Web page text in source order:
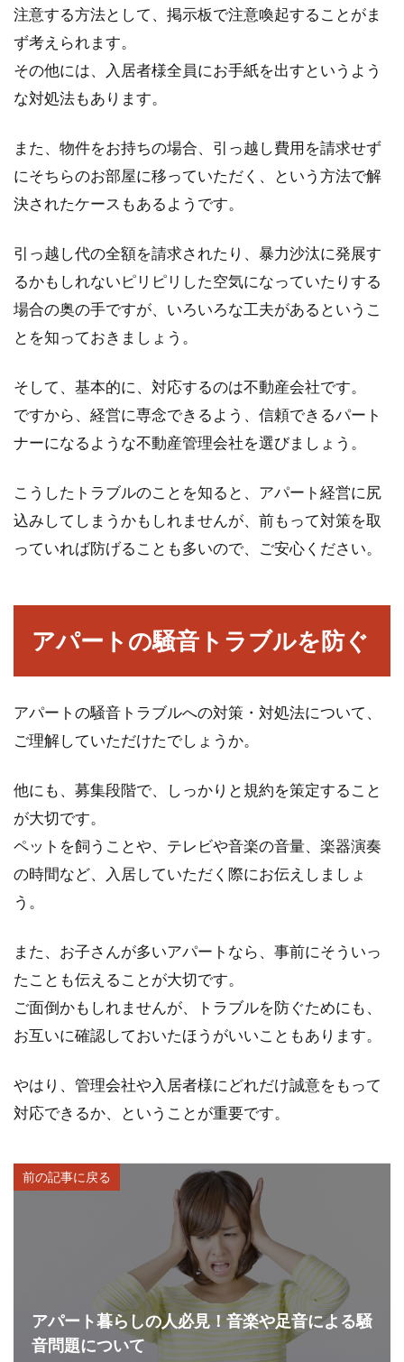
注意する方法として、掲示板で注意喚起することがま
ず考えられます。
その他には、入居者様全員にお手紙を出すというよう
な対処法もあります。
また、物件をお持ちの場合、引っ越し費用を請求せず
にそちらのお部屋に移っていただく、という方法で解
決されたケースもあるようです。
引っ越し代の全額を請求されたり、暴力沙汰に発展す
るかもしれないピリピリした空気になっていたりする
場合の奥の手ですが、いろいろな工夫があるというこ
とを知っておきましょう。
そして、基本的に、対応するのは不動産会社です。
ですから、経営に専念できるよう、信頼できるパート
ナーになるような不動産管理会社を選びましょう。
こうしたトラブルのことを知ると、アパート経営に尻
込みしてしまうかもしれませんが、前もって対策を取
っていれば防げることも多いので、ご安心ください。
アパートの騒音トラブルを防ぐ
アパートの騒音トラブルへの対策・対処法について、
ご理解していただけたでしょうか。
他にも、募集段階で、しっかりと規約を策定すること
が大切です。
ペットを飼うことや、テレビや音楽の音量、楽器演奏
の時間など、入居していただく際にお伝えしましょ
う。
また、お子さんが多いアパートなら、事前にそういっ
たことも伝えることが大切です。
ご面倒かもしれませんが、トラブルを防ぐためにも、
お互いに確認しておいたほうがいいこともあります。
やはり、管理会社や入居者様にどれだけ誠意をもって
対応できるか、ということが重要です。
前の記事に戻る
アパート暮らしの人必見！音楽や足音による騒
音問題について